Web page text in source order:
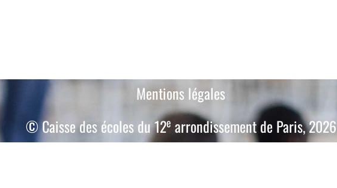
Mentions légales
© Caisse des écoles du 12e arrondissement de Paris, 2026